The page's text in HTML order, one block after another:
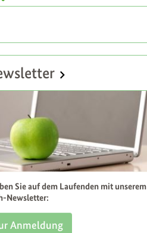
Sie auf dem Laufenden mit unserem
Newsletter:
Anmeldung